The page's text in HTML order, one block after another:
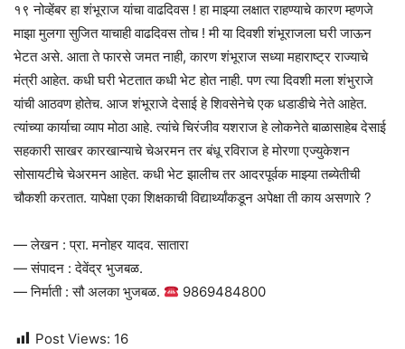
१९ नोव्हेंबर हा शंभूराज यांचा वाढदिवस ! हा माझ्या लक्षात राहण्याचे कारण म्हणजे
माझा मुलगा सुजित याचाही वाढदिवस तोच ! मी या दिवशी शंभूराजला घरी जाऊन
भेटत असे. आता ते फारसे जमत नाही, कारण शंभूराज सध्या महाराष्ट्र राज्याचे
मंत्री आहेत. कधी घरी भेटतात कधी भेट होत नाही. पण त्या दिवशी मला शंभुराजे
यांची आठवण होतेच. आज शंभूराजे देसाई हे शिवसेनेचे एक धडाडीचे नेते आहेत.
त्यांच्या कार्याचा व्याप मोठा आहे. त्यांचे चिरंजीव यशराज हे लोकनेते बाळासाहेब देसाई
सहकारी साखर कारखान्याचे चेअरमन तर बंधू रविराज हे मोरणा एज्युकेशन
सोसायटीचे चेअरमन आहेत. कधी भेट झालीच तर आदरपूर्वक माझ्या तब्येतीची
चौकशी करतात. यापेक्षा एका शिक्षकाची विद्यार्थ्यांकडून अपेक्षा ती काय असणारे ?
— लेखन : प्रा. मनोहर यादव. सातारा
— संपादन : देवेंद्र भुजबळ.
— निर्माती : सौ अलका भुजबळ.
9869484800
Post Views: 16